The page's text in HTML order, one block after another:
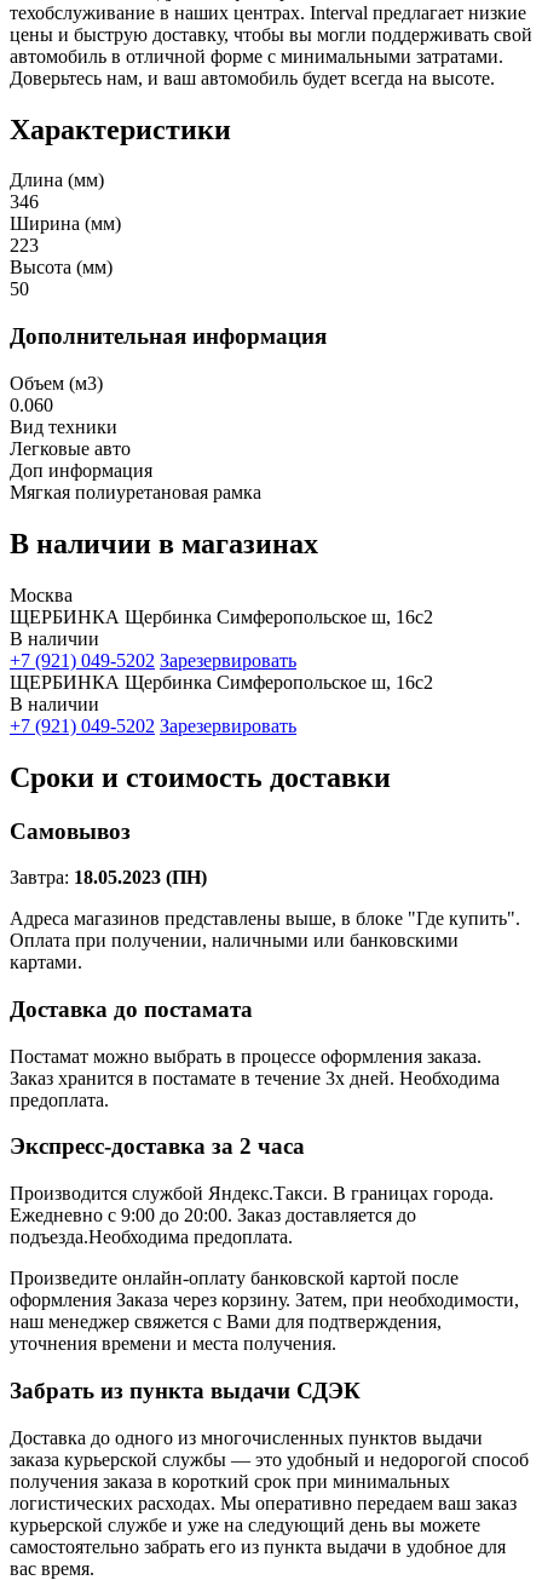
техобслуживание в наших центрах. Interval предлагает низкие
цены и быструю доставку, чтобы вы могли поддерживать свой
автомобиль в отличной форме с минимальными затратами.
Доверьтесь нам, и ваш автомобиль будет всегда на высоте.
Характеристики
Длина (мм)
346
Ширина (мм)
223
Высота (мм)
50
Дополнительная информация
Объем (м3)
0.060
Вид техники
Легковые авто
Доп информация
Мягкая полиуретановая рамка
В наличии в магазинах
Москва
ЩЕРБИНКА Щербинка Симферопольское ш, 16с2
В наличии
+7 (921) 049-5202 Зарезервировать
ЩЕРБИНКА Щербинка Симферопольское ш, 16с2
В наличии
+7 (921) 049-5202 Зарезервировать
Сроки и стоимость доставки
Самовывоз
Завтра: 18.05.2023 (ПН)
Адреса магазинов представлены выше, в блоке "Где купить".
Оплата при получении, наличными или банковскими
картами.
Доставка до постамата
Постамат можно выбрать в процессе оформления заказа.
Заказ хранится в постамате в течение 3х дней. Необходима
предоплата.
Экспресс-доставка за 2 часa
Производится службой Яндекс.Такси. В границах города.
Ежедневно с 9:00 до 20:00. Заказ доставляется до
подъезда.Необходима предоплата.
Произведите онлайн-оплату банковской картой после
оформления Заказа через корзину. Затем, при необходимости,
наш менеджер свяжется с Вами для подтверждения,
уточнения времени и места получения.
Забрать из пункта выдачи СДЭК
Доставка до одного из многочисленных пунктов выдачи
заказа курьерской службы — это удобный и недорогой способ
получения заказа в короткий срок при минимальных
логистических расходах. Мы оперативно передаем ваш заказ
курьерской службе и уже на следующий день вы можете
самостоятельно забрать его из пункта выдачи в удобное для
вас время.